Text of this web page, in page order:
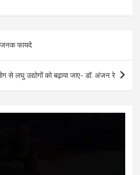
se
g
er
ke
dI
n
ar
फायदे
से लघु उद्योगों को बढ़ाया जाए- डॉ. अंजन रे